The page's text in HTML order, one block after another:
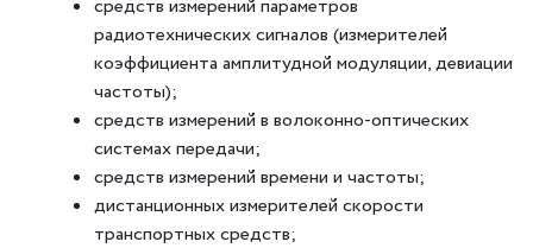
средств измерений параметров
радиотехнических сигналов (измерителей
коэффициента амплитудной модуляции, девиации
частоты);
средств измерений в волоконно-оптических
системах передачи;
средств измерений времени и частоты;
дистанционных измерителей скорости
транспортных средств;